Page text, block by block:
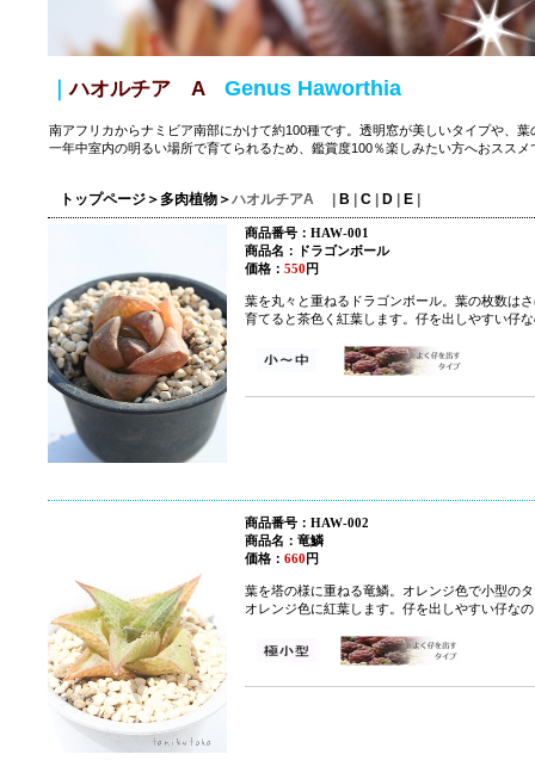
｜ハオルチア AGenus Haworthia
南アフリカからナミビア南部にかけて約100種です。透明窓が美しいタイプや、
一年中室内の明るい場所で育てられるため、鑑賞度100％楽しみたい方へおススメ
トップページ ＞多肉植物 ＞ハオルチアA B C D E
商品番号：HAW-001
商品名：ドラゴンボール
価格： 550 円
葉を丸々と重ねるドラゴンボール。葉の枚数は
育てると茶色く紅葉します。仔を出しやすい仔
商品番号：HAW-002
商品名：竜鱗
価格： 660 円
葉を塔の様に重ねる竜鱗。オレンジ色で小型の
オレンジ色に紅葉します。仔を出しやすい仔な